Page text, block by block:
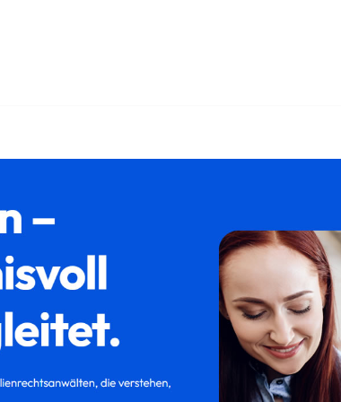
Erleben Sie unseren Service ✉.